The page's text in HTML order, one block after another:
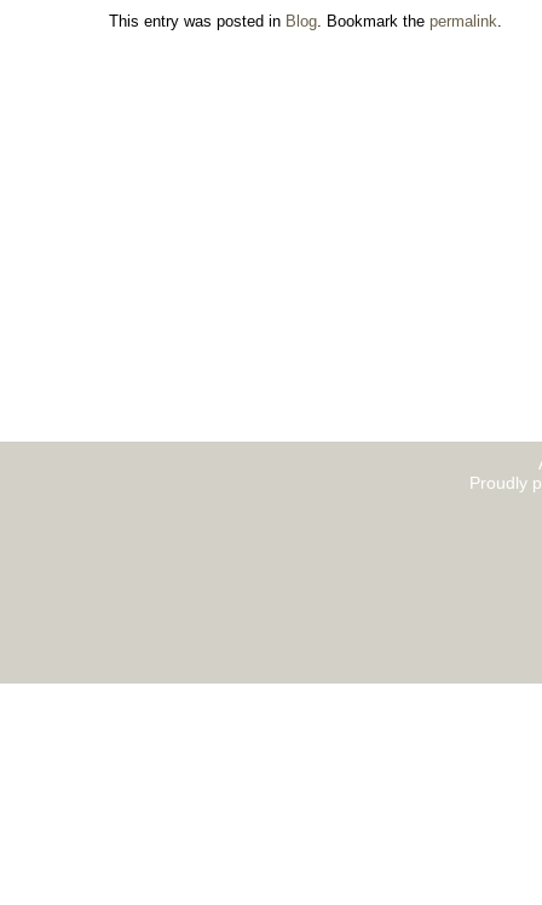
This entry was posted in Blog. Bookmark the permalink.
Proudly